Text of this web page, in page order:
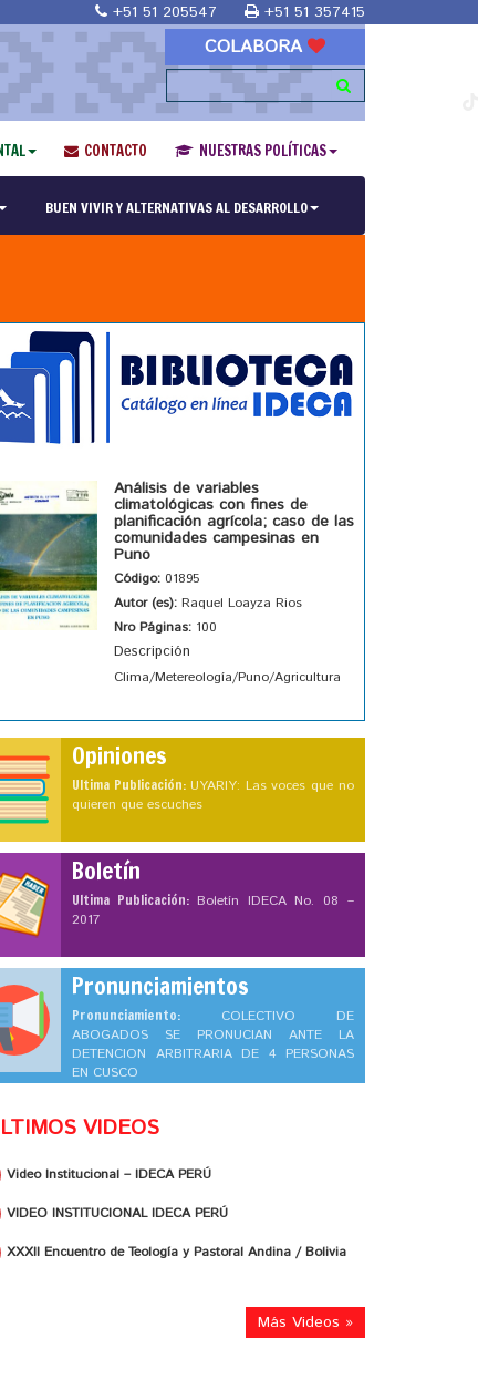
+51 51 205547 +51 51 357415
COLABORA
CONTACTO NUESTRAS POLÍTICAS
BUEN VIVIR Y ALTERNATIVAS AL DESARROLLO
Análisis de variables
climatológicas con fines de
planificación agrícola; caso de las
comunidades campesinas en
Puno
Código: 01895
Autor (es): Raquel Loayza Rios
Nro Páginas: 100
Descripción
Clima/Metereología/Puno/Agricultura
Opiniones
Ultima Publicación: UYARIY: Las voces que no
quieren que escuches
Boletín
Ultima Publicación: Boletín IDECA No. 08 –
2017
Pronunciamientos
Pronunciamiento: COLECTIVO DE
ABOGADOS SE PRONUCIAN ANTE LA
DETENCION ARBITRARIA DE 4 PERSONAS
EN CUSCO
LTIMOS VIDEOS
Video Institucional – IDECA PERÚ
VIDEO INSTITUCIONAL IDECA PERÚ
XXXII Encuentro de Teología y Pastoral Andina / Bolivia
Más Videos »